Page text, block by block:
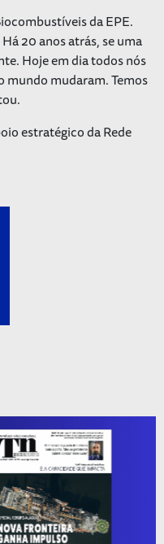
da EPE.
20 anos atrás, se uma
Hoje em dia todos nós
mundo mudaram. Temos
estratégico da Rede